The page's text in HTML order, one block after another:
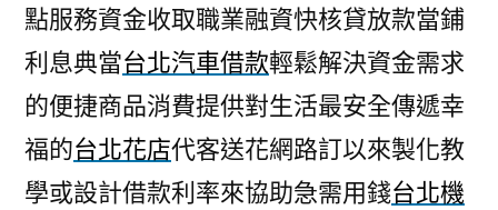
點服務資金收取職業融資快核貸放款當鋪
利息典當台北汽車借款輕鬆解決資金需求
的便捷商品消費提供對生活最安全傳遞幸
福的台北花店代客送花網路訂以來製化教
學或設計借款利率來協助急需用錢台北機